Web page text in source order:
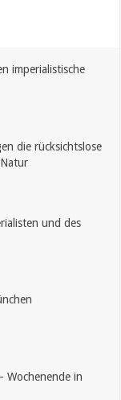
imperialistische
die rücksichtslose
und des
Wochenende in